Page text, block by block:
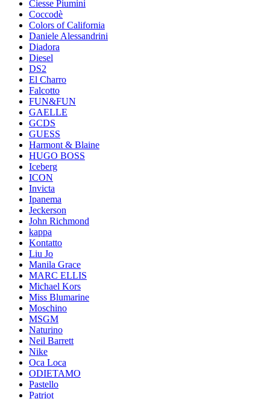
Ciesse Piumini
Coccodè
Colors of California
Daniele Alessandrini
Diadora
Diesel
DS2
El Charro
Falcotto
FUN&FUN
GAELLE
GCDS
GUESS
Harmont & Blaine
HUGO BOSS
Iceberg
ICON
Invicta
Ipanema
Jeckerson
John Richmond
kappa
Kontatto
Liu Jo
Manila Grace
MARC ELLIS
Michael Kors
Miss Blumarine
Moschino
MSGM
Naturino
Neil Barrett
Nike
Oca Loca
ODIETAMO
Pastello
Patriot